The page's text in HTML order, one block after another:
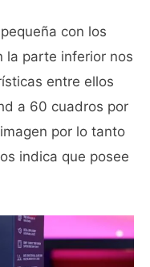
con los
la parte inferior nos
entre ellos
a 60 cuadros por
por lo tanto
indica que posee